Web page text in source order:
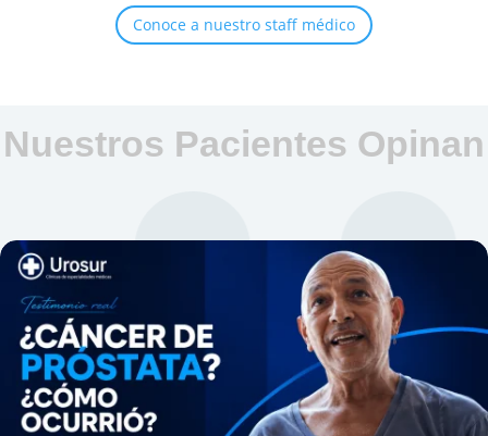
Conoce a nuestro staff médico
Nuestros Pacientes Opinan